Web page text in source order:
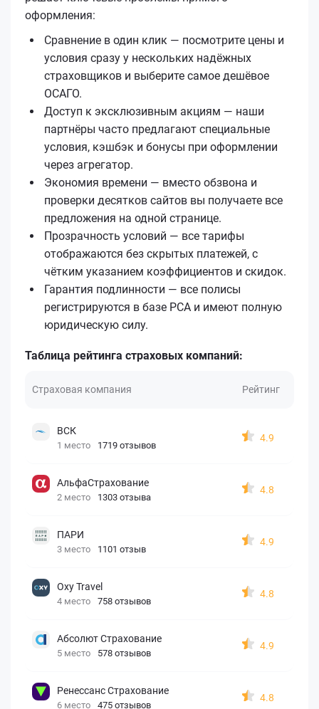
оформления:
Сравнение в один клик — посмотрите цены и
условия сразу у нескольких надёжных
страховщиков и выберите самое дешёвое
ОСАГО.
Доступ к эксклюзивным акциям — наши
партнёры часто предлагают специальные
условия, кэшбэк и бонусы при оформлении
через агрегатор.
Экономия времени — вместо обзвона и
проверки десятков сайтов вы получаете все
предложения на одной странице.
Прозрачность условий — все тарифы
отображаются без скрытых платежей, с
чётким указанием коэффициентов и скидок.
Гарантия подлинности — все полисы
регистрируются в базе РСА и имеют полную
юридическую силу.
Таблица рейтинга страховых компаний:
Страховая компания Рейтинг
ВСК
1 место 1719 отзывов
4.9
АльфаСтрахование
2 место 1303 отзыва
4.8
ПАРИ
3 место 1101 отзыв
4.9
Oxy Travel
4 место 758 отзывов
4.8
Абсолют Страхование
5 место 578 отзывов
4.9
Ренессанс Страхование
6 место 475 отзывов
4.8